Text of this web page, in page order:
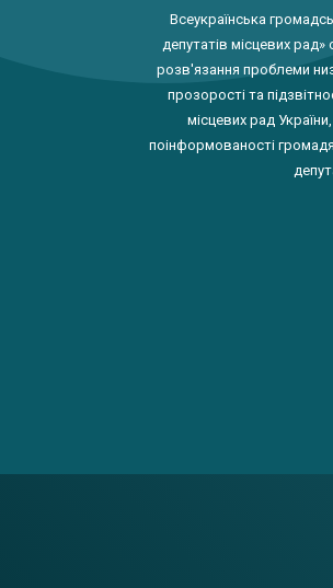
Всеукраїнська
депутатів місцевих
розв'язання проблеми
прозорості та
місцевих рад
поінформованості